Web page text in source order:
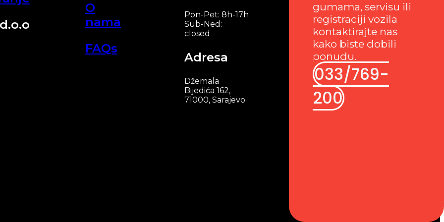
O
nama
FAQs
Pon-Pet: 8h-17h
Sub-Ned:
closed
Adresa
Džemala
Bijedića 162,
71000, Sarajevo
gumama, servisu ili
registraciji vozila
kontaktirajte nas
kako biste dobili
ponudu.
033/769-
200